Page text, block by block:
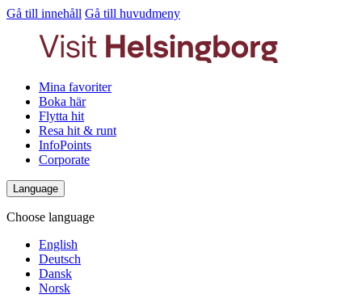
Gå till innehåll Gå till huvudmeny
Mina favoriter
Boka här
Flytta hit
Resa hit & runt
InfoPoints
Corporate
Language
Choose language
English
Deutsch
Dansk
Norsk